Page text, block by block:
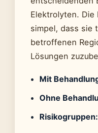
Elektrolyten. Die
simpel, dass sie
betroffenen
Lösungen
Mit
Ohne
Risikogruppen: